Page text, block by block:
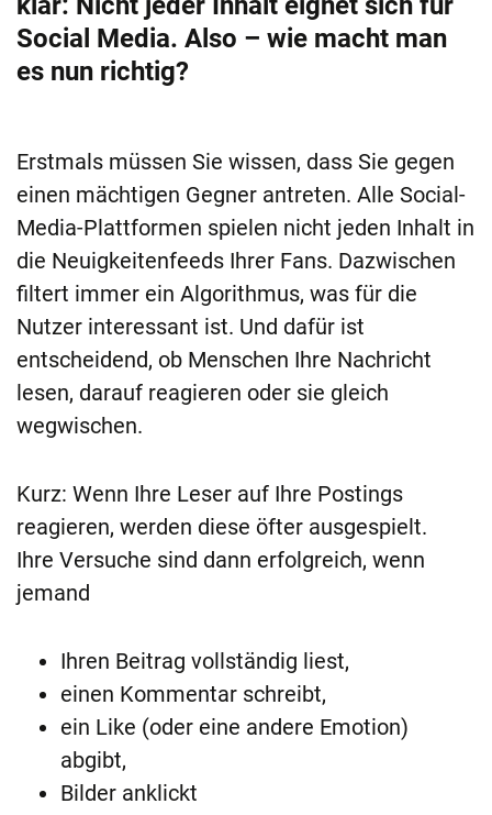
Social Media. Also – wie macht man
es nun richtig?
Erstmals müssen Sie wissen, dass Sie gegen
einen mächtigen Gegner antreten. Alle Social-
Media-Plattformen spielen nicht jeden Inhalt in
die Neuigkeitenfeeds Ihrer Fans. Dazwischen
filtert immer ein Algorithmus, was für die
Nutzer interessant ist. Und dafür ist
entscheidend, ob Menschen Ihre Nachricht
lesen, darauf reagieren oder sie gleich
wegwischen.
Kurz: Wenn Ihre Leser auf Ihre Postings
reagieren, werden diese öfter ausgespielt.
Ihre Versuche sind dann erfolgreich, wenn
jemand
Ihren Beitrag vollständig liest,
einen Kommentar schreibt,
ein Like (oder eine andere Emotion)
abgibt,
Bilder anklickt